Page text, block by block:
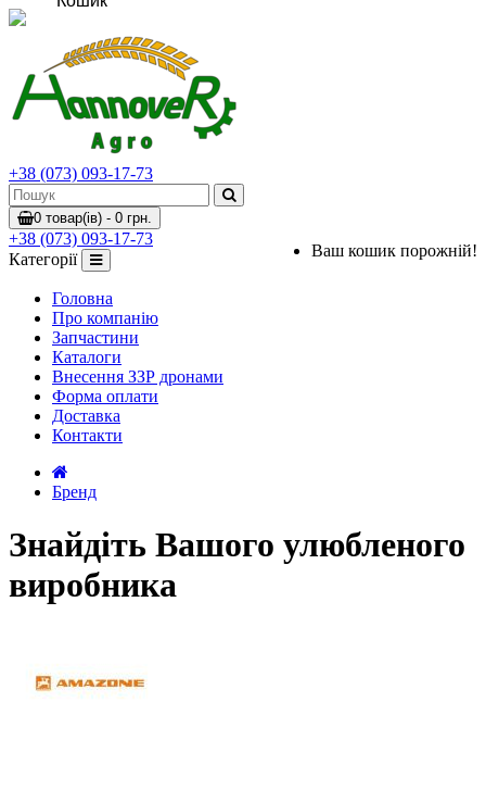
+38 (073) 093-17-73
0 товар(ів) - 0 грн.
Ваш кошик порожній!
+38 (073) 093-17-73
Категорії
Головна
Про компанію
Запчастини
Каталоги
Внесення ЗЗР дронами
Форма оплати
Доставка
Контакти
Бренд
Знайдіть Вашого улюбленого
виробника